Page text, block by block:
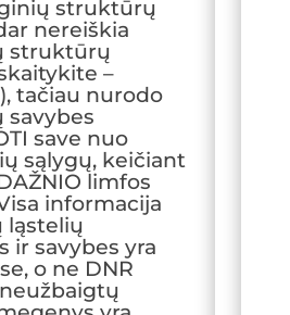
struktūrų
nereiškia
struktūrų
–
tačiau nurodo
savybes
save nuo
sąlygų, keičiant
limfos
informacija
ląstelių
ir savybes yra
o ne DNR